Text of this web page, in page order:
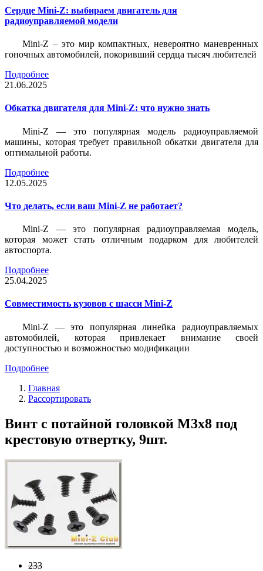
Сердце Mini-Z: выбираем двигатель для
радиоуправляемой модели
Mini-Z – это мир компактных, невероятно маневренных
гоночных автомобилей, покоривший сердца тысяч любителей
Подробнее
21.06.2025
Обкатка двигателя для Mini-Z: что нужно знать
Mini-Z — это популярная модель радиоуправляемой
машины, которая требует правильной обкатки двигателя для
оптимальной работы.
Подробнее
12.05.2025
Что делать, если ваш Mini-Z не работает?
Mini-Z — это популярная радиоуправляемая модель,
которая может стать отличным подарком для любителей
автоспорта.
Подробнее
25.04.2025
Совместимость кузовов с шасси Mini-Z
Mini-Z — это популярная линейка радиоуправляемых
автомобилей, которая привлекает внимание своей
доступностью и возможностью модификации
Подробнее
Главная
Рассортировать
Винт с потайной головкой M3x8 под
крестовую отвертку, 9шт.
233